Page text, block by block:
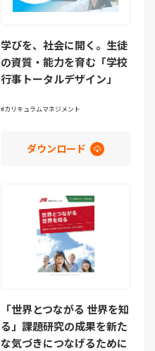
学びを、社会に開く。生徒
の資質・能力を育む「学校
行事トータルデザイン」
カリキュラムマネジメント
ダウンロード
「世界とつながる 世界を知
る」課題研究の成果を新た
な気づきにつなげるために